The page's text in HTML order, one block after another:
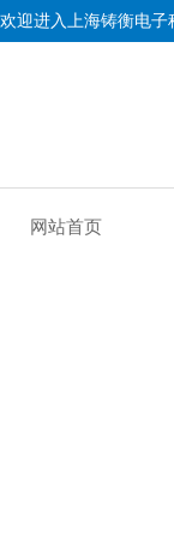
欢迎进入上海铸衡电子
网站首页